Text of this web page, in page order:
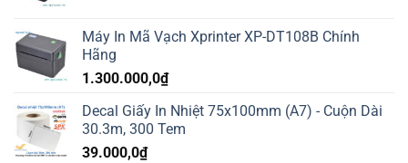
Máy In Mã Vạch Xprinter XP-DT108B Chính
Hãng
1.300.000,0₫
Decal Giấy In Nhiệt 75x100mm (A7) - Cuộn Dài
30.3m, 300 Tem
39.000,0₫